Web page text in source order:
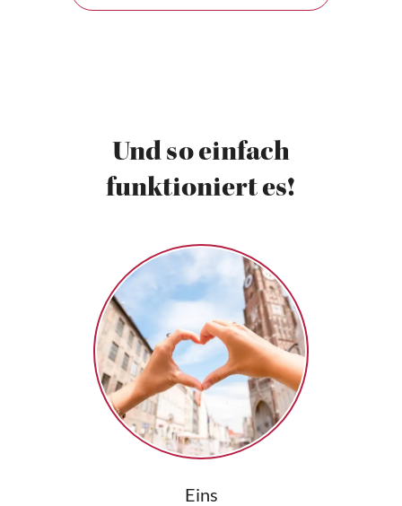
Und so einfach
funktioniert es!
Eins